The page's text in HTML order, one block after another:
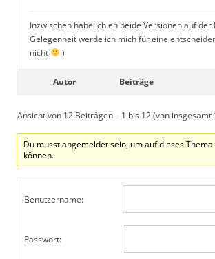
Inzwischen habe ich eh beide Versionen auf der
Gelegenheit werde ich mich für eine
nicht
)
Autor Beiträge
Ansicht von 12 Beiträgen – 1 bis 12 (von insgesamt
Du musst angemeldet sein, um auf dieses
können.
Benutzername:
Passwort: